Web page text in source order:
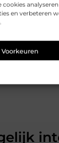
analyseren
en verbeteren